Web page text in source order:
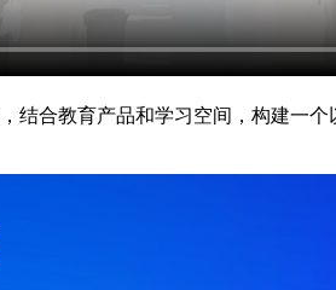
结合教育产品和学习空间，构建一